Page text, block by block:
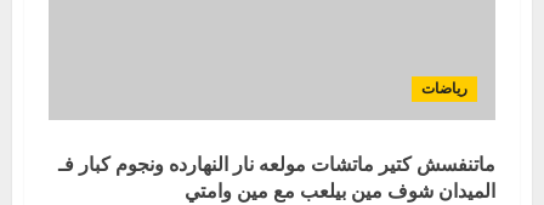
رياضات
ماتنفسش كتير ماتشات مولعه نار النهارده ونجوم كبار فـ
الميدان شوف مين بيلعب مع مين وامتي